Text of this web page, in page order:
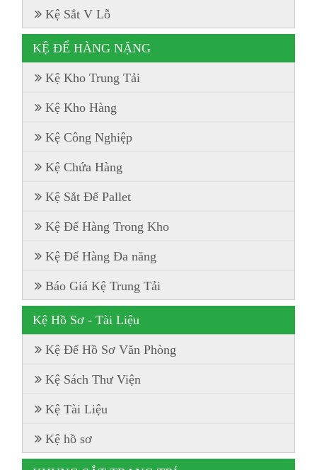
Kệ Sắt V Lỗ
KỆ ĐỂ HÀNG NẶNG
Kệ Kho Trung Tải
Kệ Kho Hàng
Kệ Công Nghiệp
Kệ Chứa Hàng
Kệ Sắt Để Pallet
Kệ Để Hàng Trong Kho
Kệ Để Hàng Đa năng
Báo Giá Kệ Trung Tải
Kệ Hồ Sơ - Tài Liệu
Kệ Để Hồ Sơ Văn Phòng
Kệ Sách Thư Viện
Kệ Tài Liệu
Kệ hồ sơ